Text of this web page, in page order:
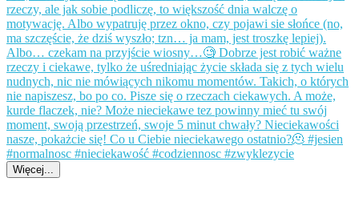
Więcej...